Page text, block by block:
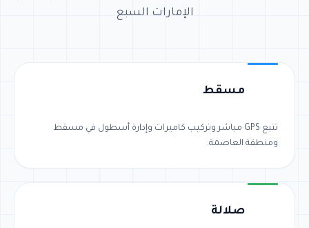
الإمارات السبع
مسقط
تتبع GPS مباشر وتركيب كاميرات وإدارة أسطول في مسقط
ومنطقة العاصمة.
صلالة